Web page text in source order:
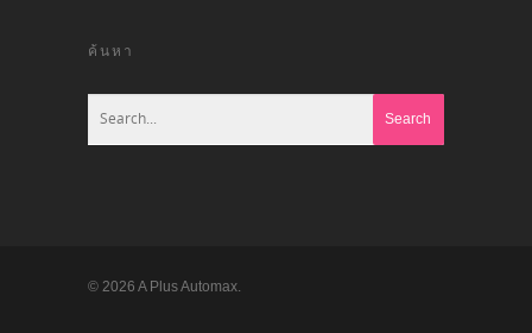
ค้นหา
© 2026 A Plus Automax.